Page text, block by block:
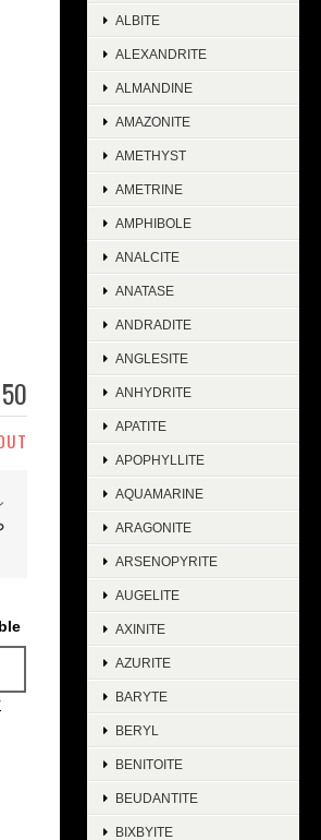
50
ALBITE
ALEXANDRITE
ALMANDINE
AMAZONITE
AMETHYST
AMETRINE
AMPHIBOLE
ANALCITE
ANATASE
ANDRADITE
ANGLESITE
ANHYDRITE
APATITE
APOPHYLLITE
AQUAMARINE
ARAGONITE
ARSENOPYRITE
AUGELITE
AXINITE
AZURITE
BARYTE
BERYL
BENITOITE
BEUDANTITE
BIXBYITE